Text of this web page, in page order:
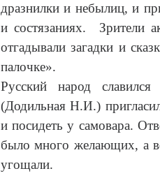
дразнилки и небылиц, и
и состязаниях. Зрители
отгадывали загадки и
палочке».
Русский народ
(Додильная Н.И.)
и посидеть у самовара.
было много желающих, а
угощали.